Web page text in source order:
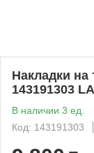
Накладки
143191303
В наличии 3 ед.
Код: 143191303